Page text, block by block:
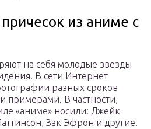
из аниме с
на себя молодые звезды
В сети Интернет
разных сроков
примерами. В частности,
«аниме» носили: Джейк
Зак Эфрон и другие.